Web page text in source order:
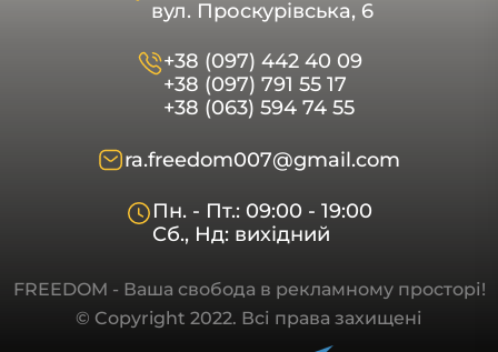
вул. Проскурівська, 6
+38 (097) 442 40 09
+38 (097) 791 55 17
+38 (063) 594 74 55
ra.freedom007@gmail.com
Пн. - Пт.: 09:00 - 19:00
Сб., Нд: вихідний
FREEDOM - Ваша свобода в рекламному просторі!
© Copyright 2022. Всі права захищені